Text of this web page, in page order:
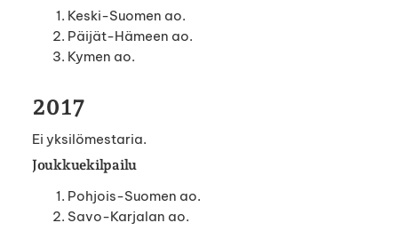
Keski-Suomen ao.
Päijät-Hämeen ao.
Kymen ao.
2017
Ei yksilömestaria.
Joukkuekilpailu
Pohjois-Suomen ao.
Savo-Karjalan ao.